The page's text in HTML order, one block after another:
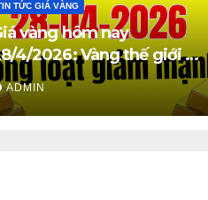
TỨC GIÁ VÀNG
vàng hôm nay
4/2026: Vàng thế giới và
nước đồng loạt giảm
ADMIN